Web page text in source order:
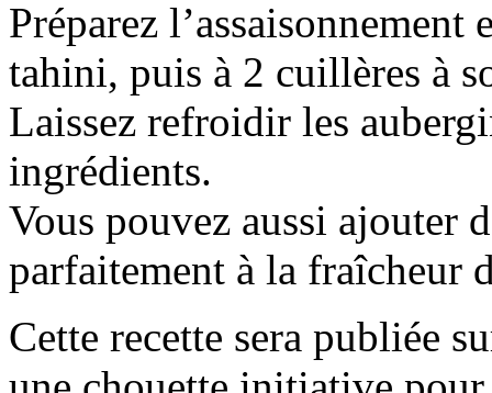
Préparez
tahini, puis à 2 cuillères à
Laissez refroidir les
ingrédients.
Vous pouvez aussi ajouter
parfaitement à la fraîcheur
Cette recette sera publiée